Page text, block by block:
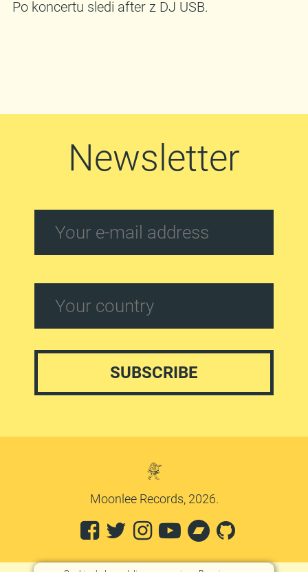
Po koncertu sledi after z DJ USB.
Newsletter
Moonlee Records, 2026.